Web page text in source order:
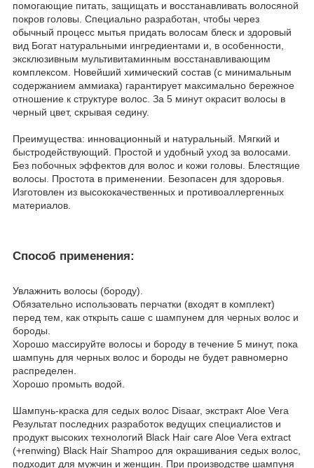
помогающие питать, защищать и восстанавливать волосяной
покров головы. Специально разработан, чтобы через
обычный процесс мытья придать волосам блеск и здоровый
вид Богат натуральными ингредиентами и, в особенности,
эксклюзивным мультивитаминным восстанавливающим
комплексом. Новейший химический состав (с минимальным
содержанием аммиака) гарантирует максимально бережное
отношение к структуре волос. За 5 минут окрасит волосы в
черный цвет, скрывая седину.
Преимущества: инновационный и натуральный. Мягкий и
быстродействующий. Простой и удобный уход за волосами.
Без побочных эффектов для волос и кожи головы. Блестящие
волосы. Простота в применении. Безопасен для здоровья.
Изготовлен из высококачественных и противоаллергенных
материалов.
Способ применения:
Увлажнить волосы (бороду).
Обязательно использовать перчатки (входят в комплект)
перед тем, как открыть саше с шампунем для черных волос и
бороды.
Хорошо массируйте волосы и бороду в течение 5 минут, пока
шампунь для черных волос и бороды не будет равномерно
распределен.
Хорошо промыть водой.
Шампунь-краска для седых волос Disaar, экстракт Aloe Vera
Результат последних разработок ведущих специалистов и
продукт высоких технологий Black Hair care Aloe Vera extract
(+renwing) Black Hair Shampoo для окрашивания седых волос,
подходит для мужчин и женщин. При производстве шампуня